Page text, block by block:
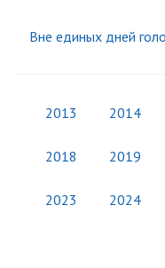
Вне единых дней
2013 2014
2018 2019
2023 2024